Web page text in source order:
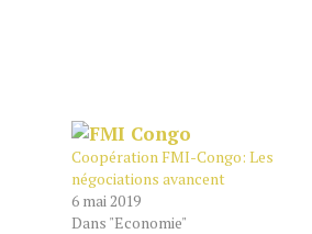
Coopération FMI-Congo: Les
négociations avancent
6 mai 2019
Dans "Economie"